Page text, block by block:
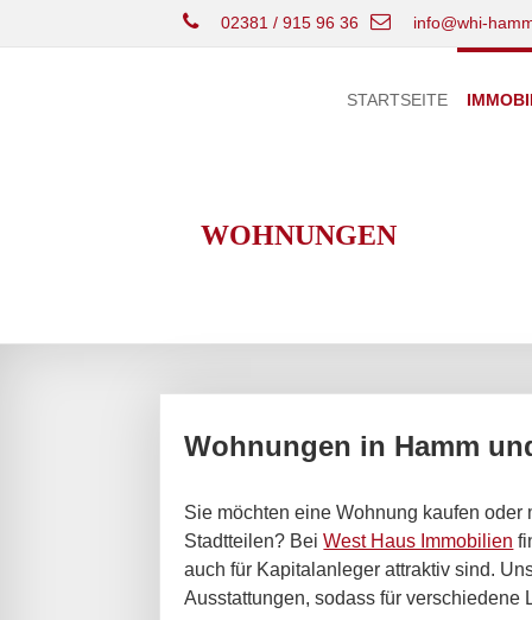
02381 / 915 96 36 info@whi-
STARTSEITE
WOHNUNGEN
Wohnungen in Hamm
Sie möchten eine Wohnung kaufen
Stadtteilen? BeiWest Haus Immobilien
auch für Kapitalanleger attraktiv sind.
Ausstattungen, sodass für